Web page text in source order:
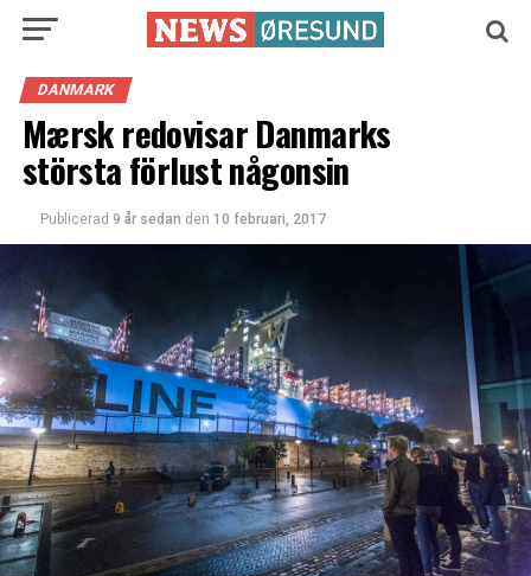
DANMARK
Mærsk redovisar Danmarks
största förlust någonsin
Publicerad 9 år sedan den 10 februari, 2017